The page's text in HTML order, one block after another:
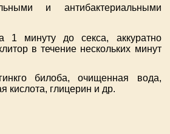
и антибактериальными
1 минуту до секса, аккуратно
в течение нескольких минут
билоба, очищенная вода,
кислота, глицерин и др.